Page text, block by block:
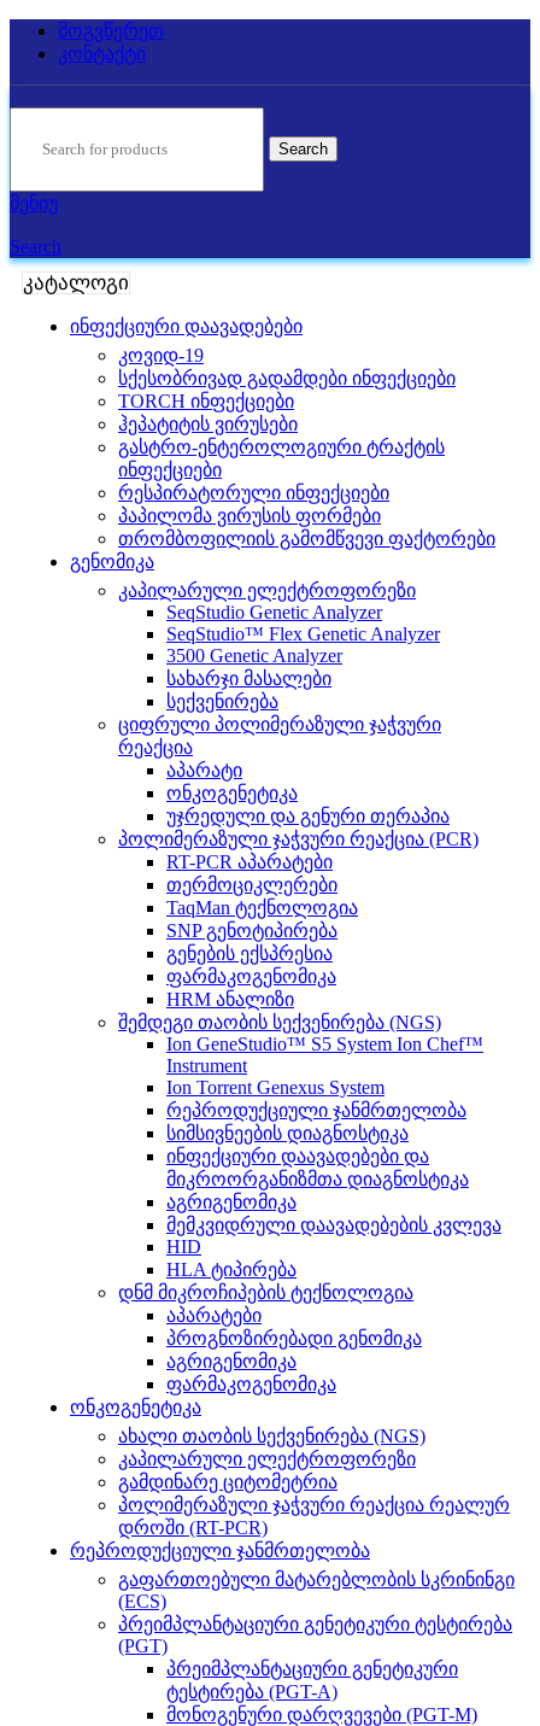
მოგვწერეთ
კონტაქტი
Search
მენიუ
Search
კატალოგი
ინფექციური დაავადებები
კოვიდ-19
სქესობრივად გადამდები ინფექციები
TORCH ინფექციები
ჰეპატიტის ვირუსები
გასტრო-ენტეროლოგიური ტრაქტის
ინფექციები
რესპირატორული ინფექციები
პაპილომა ვირუსის ფორმები
თრომბოფილიის გამომწვევი ფაქტორები
გენომიკა
კაპილარული ელექტროფორეზი
SeqStudio Genetic Analyzer
SeqStudio™ Flex Genetic Analyzer
3500 Genetic Analyzer
სახარჯი მასალები
სექვენირება
ციფრული პოლიმერაზული ჯაჭვური
რეაქცია
აპარატი
ონკოგენეტიკა
უჯრედული და გენური თერაპია
პოლიმერაზული ჯაჭვური რეაქცია (PCR)
RT-PCR აპარატები
თერმოციკლერები
TaqMan ტექნოლოგია
SNP გენოტიპირება
გენების ექსპრესია
ფარმაკოგენომიკა
HRM ანალიზი
შემდეგი თაობის სექვენირება (NGS)
Ion GeneStudio™ S5 System Ion Chef™
Instrument
Ion Torrent Genexus System
რეპროდუქციული ჯანმრთელობა
სიმსივნეების დიაგნოსტიკა
ინფექციური დაავადებები და
მიკროორგანიზმთა დიაგნოსტიკა
აგრიგენომიკა
მემკვიდრული დაავადებების კვლევა
HID
HLA ტიპირება
დნმ მიკროჩიპების ტექნოლოგია
აპარატები
პროგნოზირებადი გენომიკა
აგრიგენომიკა
ფარმაკოგენომიკა
ონკოგენეტიკა
ახალი თაობის სექვენირება (NGS)
კაპილარული ელექტროფორეზი
გამდინარე ციტომეტრია
პოლიმერაზული ჯაჭვური რეაქცია რეალურ
დროში (RT-PCR)
რეპროდუქციული ჯანმრთელობა
გაფართოებული მატარებლობის სკრინინგი
(ECS)
პრეიმპლანტაციური გენეტიკური ტესტირება
(PGT)
პრეიმპლანტაციური გენეტიკური
ტესტირება (PGT-A)
მონოგენური დარღვევები (PGT-M)